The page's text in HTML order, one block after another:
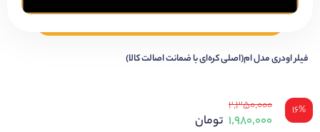
فیلر اودری مدل ام(اصلی کره‌ای با ضمانت اصالت کالا)
۱۶% ۲,۳۵۰,۰۰۰
۱,۹۸۰,۰۰۰ تومان